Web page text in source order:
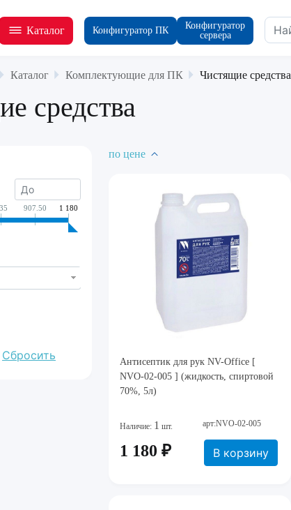
Каталог Конфигуратор ПК
Конфигуратор
сервера
Каталог Комплектующие для ПК Чистящие средства
средства
907.50 1 180
по цене
Антисептик для рук NV-Office [
NVO-02-005 ] (жидкость, спиртовой
70%, 5л)
Наличие: 1 шт. арт:NVO-02-005
1 180 ₽ В корзину